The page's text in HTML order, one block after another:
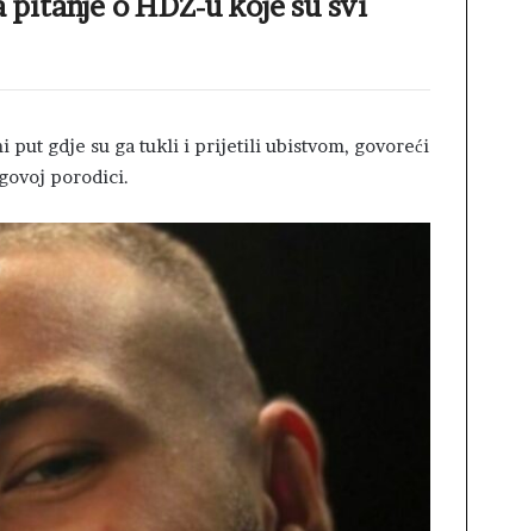
put gdje su ga tukli i prijetili ubistvom, govoreći
porodici.